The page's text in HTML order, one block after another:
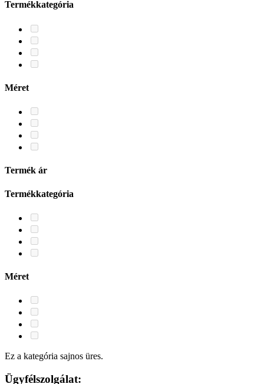
Termékkategória
Méret
Termék ár
Termékkategória
Méret
Ez a kategória sajnos üres.
Ügyfélszolgálat: